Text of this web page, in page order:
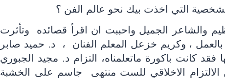
التي اخذت بيك نحو عالم الفن ؟
والشاعر الجميل واحببت ان اقرأ قصائده
وتأثرت
، وكريم خزعل المعلم الفنان ،
د. حميد صابر
فقد كانت باكورة ماتعلمناه، التزام د. مجيد الجبوري
الاخلاقي للست منتهى
جاسم على الخشبة